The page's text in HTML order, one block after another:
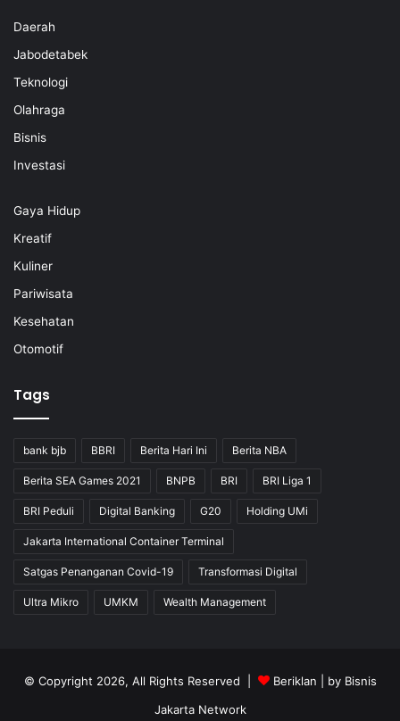
Daerah
Jabodetabek
Teknologi
Olahraga
Bisnis
Investasi
Gaya Hidup
Kreatif
Kuliner
Pariwisata
Kesehatan
Otomotif
Tags
bank bjb BBRI Berita Hari Ini Berita NBA
Berita SEA Games 2021 BNPB BRI BRI Liga 1
BRI Peduli Digital Banking G20 Holding UMi
Jakarta International Container Terminal
Satgas Penanganan Covid-19 Transformasi Digital
Ultra Mikro UMKM Wealth Management
© Copyright 2026, All Rights Reserved | Beriklan | by Bisnis
Jakarta Network